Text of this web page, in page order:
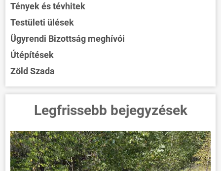
Tények és tévhitek
Testületi ülések
Ügyrendi Bizottság meghívói
Útépítések
Zöld Szada
Legfrissebb bejegyzések